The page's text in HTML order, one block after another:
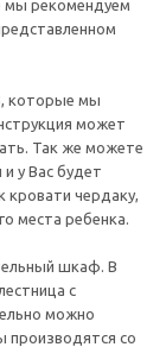
мы рекомендуем
которые мы
может
Так же можете
у Вас будет
кровати чердаку,
места ребенка.
шкаф. В
с
можно
производятся со